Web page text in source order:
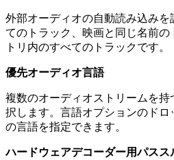
外部オーディオの自動読み込み
てのトラック、映画と同じ名前
トリ内のすべてのトラックです。
優先オーディオ言語
複数のオーディオストリームを
択します。言語オプションのドロ
の言語を指定できます。
ハードウェアデコーダー用パスス